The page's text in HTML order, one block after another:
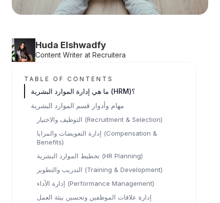
Huda Elshwadfy
Content Writer at Recruitera
TABLE OF CONTENTS
ما هي إدارة الموارد البشرية (HRM)؟
مهام وأدوار قسم الموارد البشرية
التوظيف والاختيار (Recruitment & Selection)
إدارة التعويضات والمزايا (Compensation &
Benefits)
تخطيط الموارد البشرية (HR Planning)
التدريب والتطوير (Training & Development)
إدارة الأداء (Performance Management)
إدارة علاقات الموظفين وتحسين بيئة العمل